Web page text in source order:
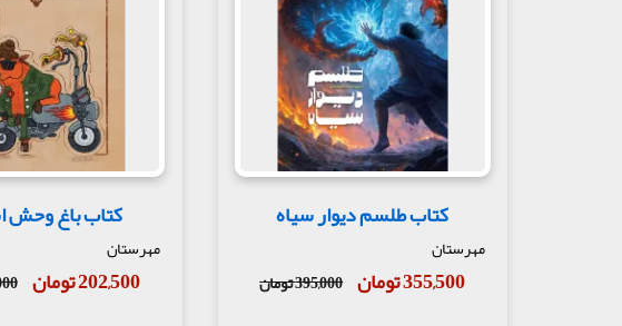
کتاب طلسم دیوار سیاه
مهرستان
355,500 تومان 395,000 تومان
کتاب باغ وحش
مهرستان
202,500 تومان